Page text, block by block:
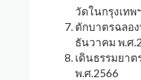
วัดในกรุงเท
ตักบาตรฉลอ
ธันวาคม พ.ศ
เดินธรรมยา
พ.ศ.2566